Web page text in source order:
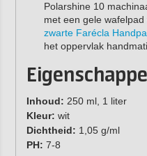
Polarshine 10
met een gele
zwarte Farécla
het oppervlak
Inhoud: 250 ml, 1 liter
Kleur: wit
Dichtheid: 1,05 g/ml
PH: 7-8